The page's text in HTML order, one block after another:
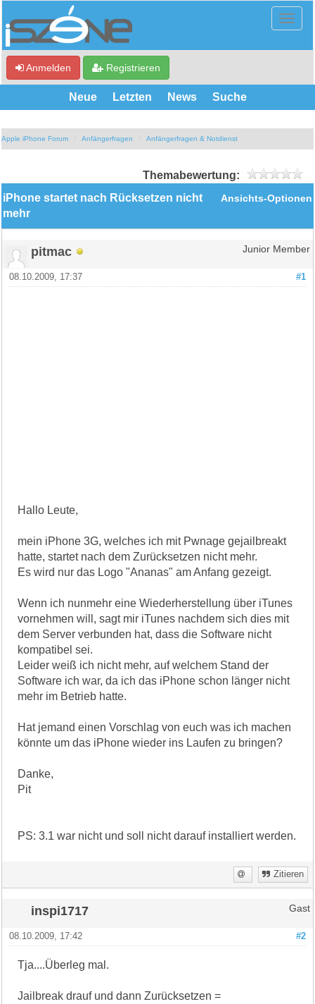
Anmelden Registrieren
Neue Letzten News Suche
Apple iPhone Forum Anfängerfragen Anfängerfragen & Notdienst
Themabewertung:
Ansichts-Optionen
iPhone startet nach Rücksetzen nicht
mehr
pitmac Junior Member
#1
08.10.2009, 17:37
Hallo Leute,
mein iPhone 3G, welches ich mit Pwnage gejailbreakt
hatte, startet nach dem Zurücksetzen nicht mehr.
Es wird nur das Logo "Ananas" am Anfang gezeigt.
Wenn ich nunmehr eine Wiederherstellung über iTunes
vornehmen will, sagt mir iTunes nachdem sich dies mit
dem Server verbunden hat, dass die Software nicht
kompatibel sei.
Leider weiß ich nicht mehr, auf welchem Stand der
Software ich war, da ich das iPhone schon länger nicht
mehr im Betrieb hatte.
Hat jemand einen Vorschlag von euch was ich machen
könnte um das iPhone wieder ins Laufen zu bringen?
Danke,
Pit
PS: 3.1 war nicht und soll nicht darauf installiert werden.
Zitieren
inspi1717 Gast
#2
08.10.2009, 17:42
Tja....Überleg mal.
Jailbreak drauf und dann Zurücksetzen =